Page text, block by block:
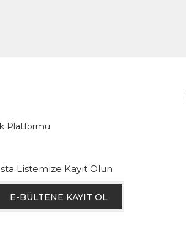
Platformu
Listemize Kayıt Olun
E-BÜLTENE KAYIT OL